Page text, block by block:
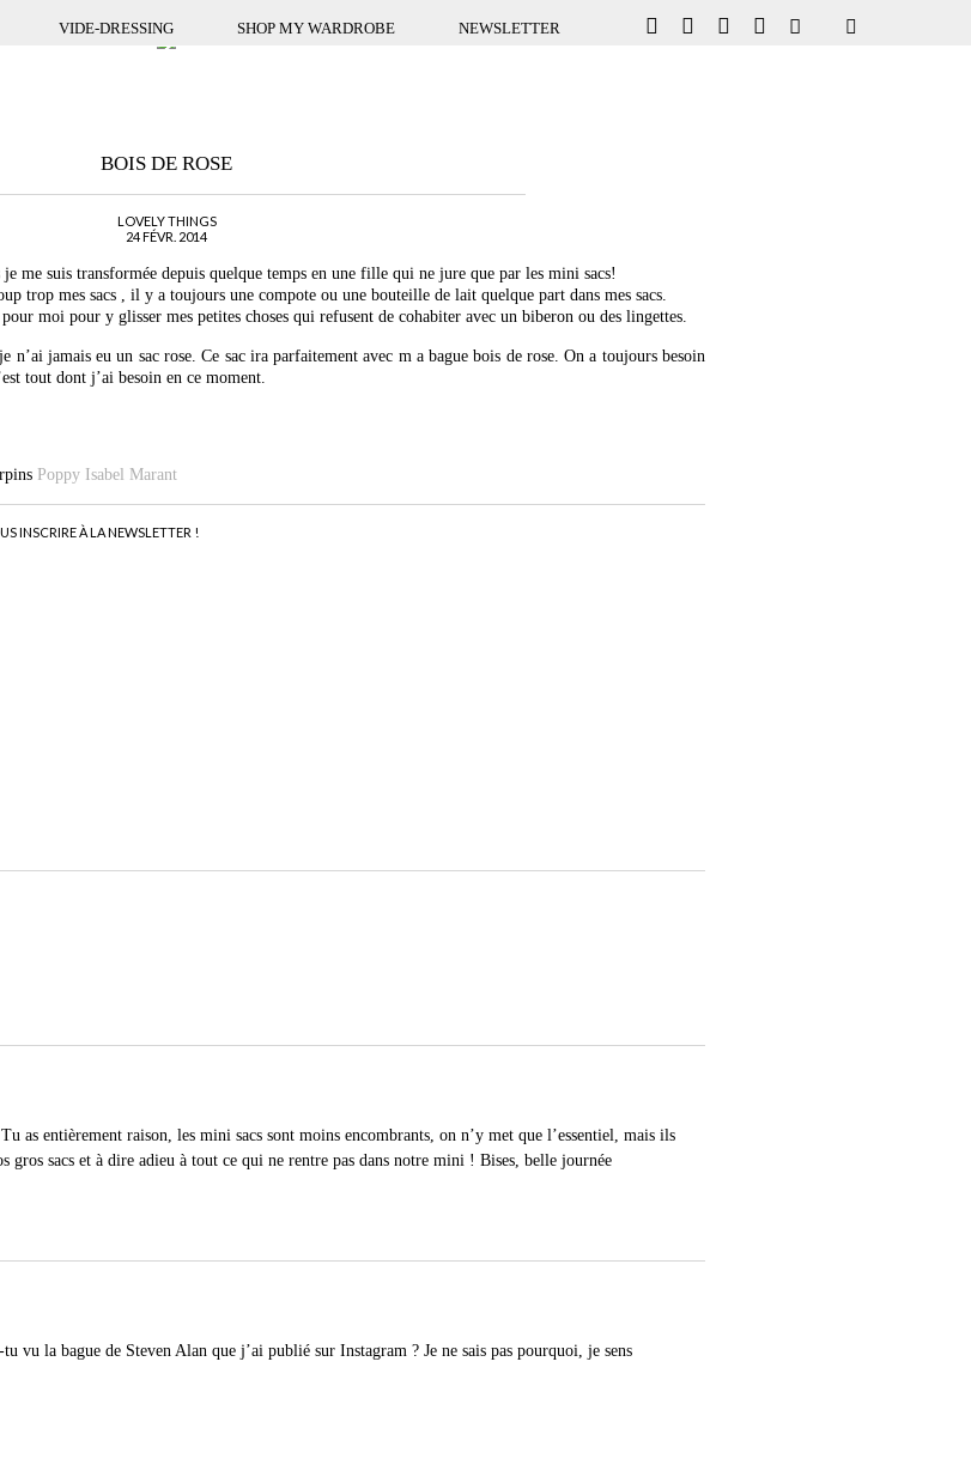
VIDE-DRESSING SHOP MY WARDROBE NEWSLETTER
BOIS DE ROSE
LOVELY THINGS
24 FÉVR. 2014
me suis transformée depuis quelque temps en une fille qui ne jure que par les mini sacs!
trop mes sacs , il y a toujours une compote ou une bouteille de lait quelque part dans mes sacs.
moi pour y glisser mes petites choses qui refusent de cohabiter avec un biberon ou des lingettes.
n’ai jamais eu un sac rose. Ce sac ira parfaitement avec m a bague bois de rose. On a toujours besoin
tout dont j’ai besoin en ce moment.
Poppy Isabel Marant
INSCRIRE À LA NEWSLETTER !
as entièrement raison, les mini sacs sont moins encombrants, on n’y met que l’essentiel, mais ils
gros sacs et à dire adieu à tout ce qui ne rentre pas dans notre mini ! Bises, belle journée
vu la bague de Steven Alan que j’ai publié sur Instagram ? Je ne sais pas pourquoi, je sens